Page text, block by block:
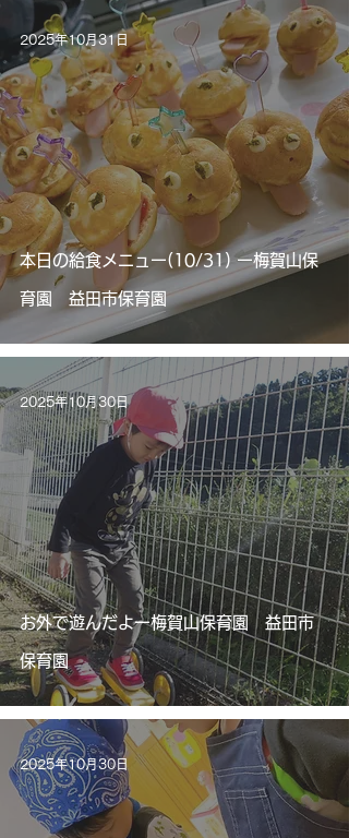
本日の給食メニュー(10/31) ー梅賀山保
育園 益田市保育園
2025年10月31日
お外で遊んだよー梅賀山保育園 益田市
保育園
2025年10月30日
2025年10月30日